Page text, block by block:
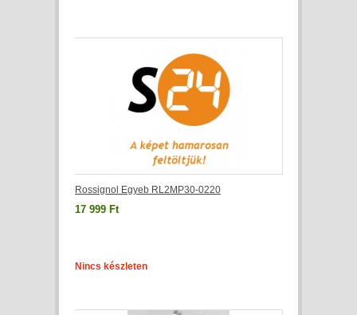
Rossignol Egyeb RL2MP30-0220
17 999 Ft
Nincs készleten